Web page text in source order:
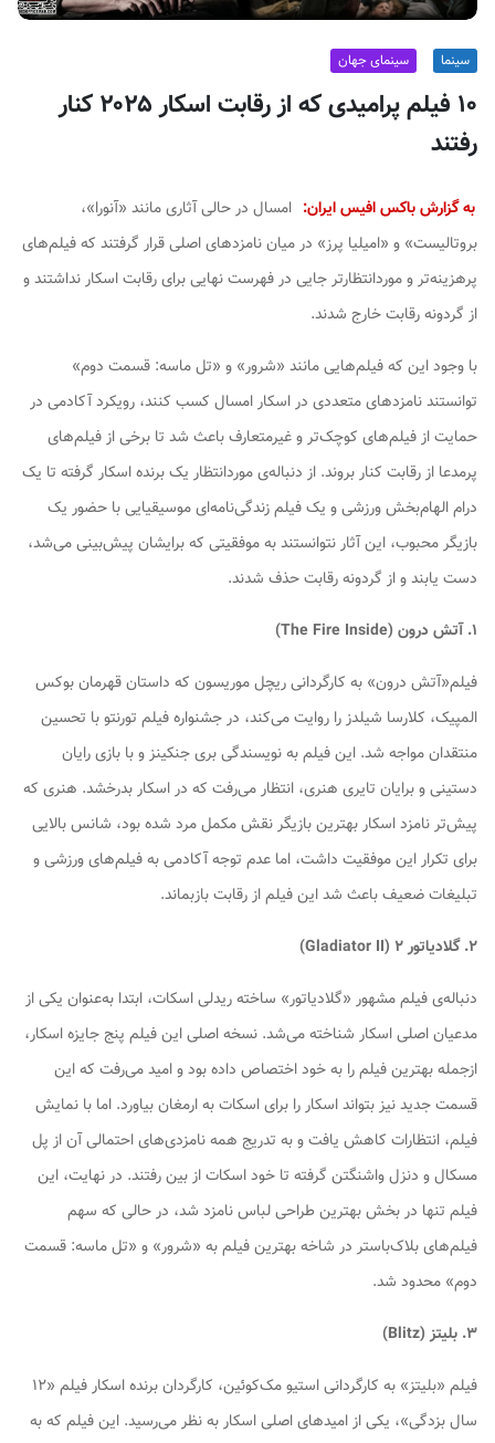
سینما سینمای جهان
۱۰ فیلم پرامیدی که از رقابت اسکار ۲۰۲۵ کنار
رفتند
به گزارش باکس افیس ایران: امسال در حالی آثاری مانند «آنورا»،
بروتالیست» و «امیلیا پرز» در میان نامزدهای اصلی قرار گرفتند که فیلم‌های
پرهزینه‌تر و موردانتظارتر جایی در فهرست نهایی برای رقابت اسکار نداشتند و
از گردونه رقابت خارج شدند.
با وجود این که فیلم‌هایی مانند «شرور» و «تل ماسه: قسمت دوم»
توانستند نامزدهای متعددی در اسکار امسال کسب کنند، رویکرد آکادمی در
حمایت از فیلم‌های کوچک‌تر و غیرمتعارف باعث شد تا برخی از فیلم‌های
پرمدعا از رقابت کنار بروند. از دنباله‌ی موردانتظار یک برنده اسکار گرفته تا یک
درام الهام‌بخش ورزشی و یک فیلم زندگی‌نامه‌ای موسیقیایی با حضور یک
بازیگر محبوب، این آثار نتوانستند به موفقیتی که برایشان پیش‌بینی می‌شد،
دست یابند و از گردونه رقابت حذف شدند.
۱. آتش درون (The Fire Inside)
فیلم«آتش درون» به کارگردانی ریچل موریسون که داستان قهرمان بوکس
المپیک، کلارسا شیلدز را روایت می‌کند، در جشنواره فیلم تورنتو با تحسین
منتقدان مواجه شد. این فیلم به نویسندگی بری جنکینز و با بازی رایان
دستینی و برایان تایری هنری، انتظار می‌رفت که در اسکار بدرخشد. هنری که
پیش‌تر نامزد اسکار بهترین بازیگر نقش مکمل مرد شده بود، شانس بالایی
برای تکرار این موفقیت داشت، اما عدم توجه آکادمی به فیلم‌های ورزشی و
تبلیغات ضعیف باعث شد این فیلم از رقابت بازبماند.
۲. گلادیاتور ۲ (Gladiator II)
دنباله‌ی فیلم مشهور «گلادیاتور» ساخته ریدلی اسکات، ابتدا به‌عنوان یکی از
مدعیان اصلی اسکار شناخته می‌شد. نسخه اصلی این فیلم پنج جایزه اسکار،
ازجمله بهترین فیلم را به خود اختصاص داده بود و امید می‌رفت که این
قسمت جدید نیز بتواند اسکار را برای اسکات به ارمغان بیاورد. اما با نمایش
فیلم، انتظارات کاهش یافت و به تدریج همه نامزدی‌های احتمالی آن از پل
مسکال و دنزل واشنگتن گرفته تا خود اسکات از بین رفتند. در نهایت، این
فیلم تنها در بخش بهترین طراحی لباس نامزد شد، در حالی که سهم
فیلم‌های بلاک‌باستر در شاخه بهترین فیلم به «شرور» و «تل ماسه: قسمت
دوم» محدود شد.
۳. بلیتز (Blitz)
فیلم «بلیتز» به کارگردانی استیو مک‌کوئین، کارگردان برنده اسکار فیلم «۱۲
سال بزدگی»، یکی از امیدهای اصلی اسکار به نظر می‌رسید. این فیلم که به